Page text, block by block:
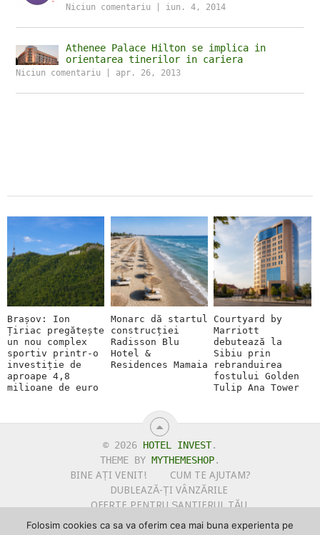
Niciun comentariu iun. 4, 2014
Athenee Palace Hilton se implica in
orientarea tinerilor in cariera
Niciun comentariu apr. 26, 2013
Brașov: Ion
Țiriac pregătește
un nou complex
sportiv printr-o
investiție de
aproape 4,8
milioane de euro
Monarc dă startul
construcției
Radisson Blu
Hotel &
Residences Mamaia
Courtyard by
Marriott
debutează la
Sibiu prin
rebranduirea
fostului Golden
Tulip Ana Tower
© 2026 HOTEL INVEST.
THEME BY MYTHEMESHOP.
BINE AȚI VENIT!
CUM TE AJUTAM?
DUBLEAZĂ-ȚI VÂNZĂRILE
OFERTE PENTRU ȘANTIERUL TĂU
POLITICA DE UTILIZARE COOKIE-URI
Folosim cookies ca sa va oferim cea mai buna experienta pe